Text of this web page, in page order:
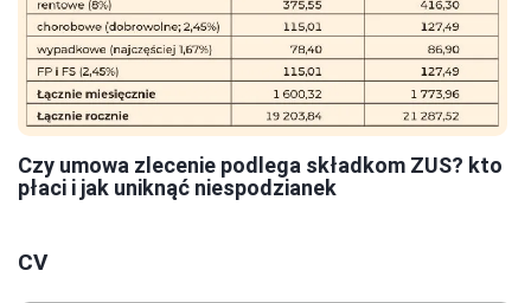
Czy umowa zlecenie podlega składkom ZUS? kto
płaci i jak uniknąć niespodzianek
CV